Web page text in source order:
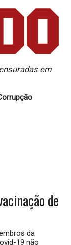
em
de
da
19 não